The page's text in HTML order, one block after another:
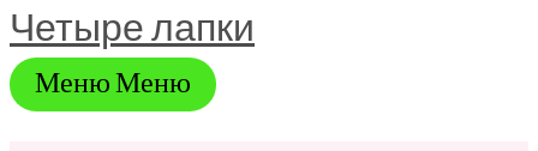
Четыре лапки
МенюМеню